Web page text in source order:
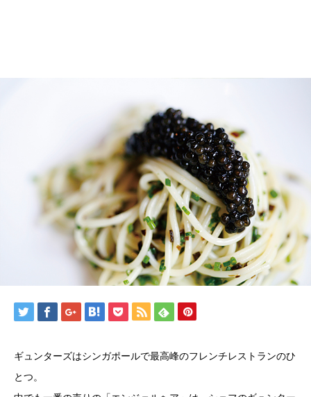
ギュンターズはシンガポールで最高峰のフレンチレストランのひ
とつ。